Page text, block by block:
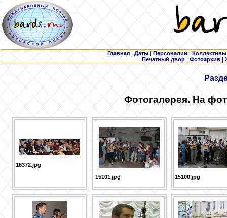
Главная | Даты | Персоналии | Коллективы
Печатный двор |Фотоархив |
Фотогалерея. На
16372.jpg
15101.jpg
15100.jpg